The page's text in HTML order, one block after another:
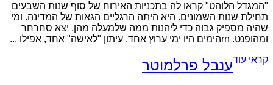
"המגדל הלוהט" קראו לה בתכניות האירוח של סוף שנות השבעים
תחילת שנות השמונים. היא היתה הרגליים הגאות של המדינה. ומי
שהיה מספיק גבוה כדי ליהנות ממה שלמעלה מהן, יצא סחרחר
ומהופנט. rnהימים היו ימי ערוץ אחד, עיתון "לאישה" אחד, אפילו ...
קראי עודענבל פרלמוטר